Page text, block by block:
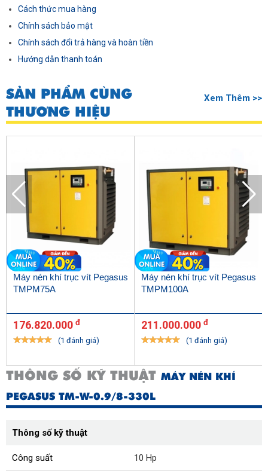
Cách thức mua hàng
Chính sách bảo mật
Chính sách đổi trả hàng và hoàn tiền
Hướng dẫn thanh toán
SẢN PHẨM CÙNG
THƯƠNG HIỆU
Xem Thêm >>
Máy nén khí trục vít Pegasus
TMPM75A
176.820.000 đ
(1 đánh giá)
Máy nén khí trục vít Pegasus
TMPM100A
211.000.000 đ
(1 đánh giá)
THÔNG SỐ KỸ THUẬT MÁY NÉN KHÍ
PEGASUS TM-W-0.9/8-330L
Thông số kỹ thuật
Công suất 10 Hp